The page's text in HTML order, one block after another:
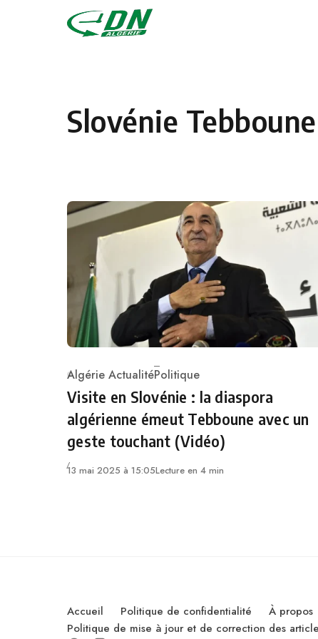
Skip to content
Slovénie Tebboune
Category
Algérie ActualitéPolitique
Visite en Slovénie : la diaspora
algérienne émeut Tebboune avec un
geste touchant (Vidéo)
13 mai 2025 à 15:05Lecture en 4 min
Accueil Politique de confidentialité À propos
Politique de mise à jour et de correction des